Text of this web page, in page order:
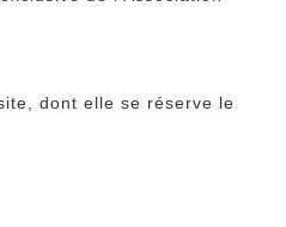
dont elle se réserve le